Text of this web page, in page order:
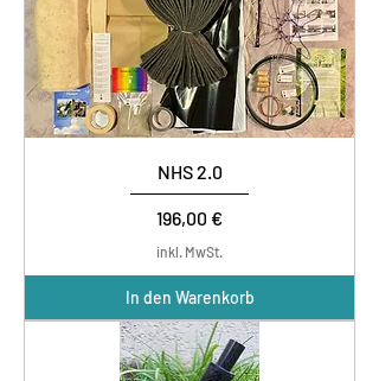
NHS 2.0
Preis
196,00 €
inkl. MwSt.
In den Warenkorb